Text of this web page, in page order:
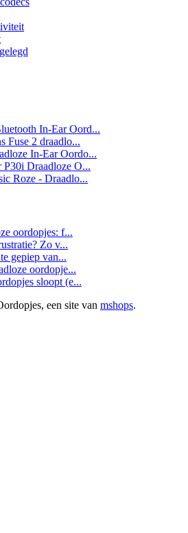
In-Ear Oord...
Fuse 2 draadlo...
In-Ear Oordo...
P30i Draadloze O...
Roze - Draadlo...
oordopjes: f...
Zo v...
gepiep van...
oordopje...
sloopt (e...
een site van mshops.